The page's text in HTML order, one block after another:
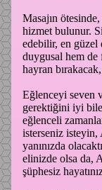
Masajın
hizmet bulunur.
edebilir, en
duygusal hem
hayran
Eğlenceyi seven
gerektiğini iyi
eğlenceli
isterseniz isteyin,
yanınızda
elinizde olsa da,
şüphesiz